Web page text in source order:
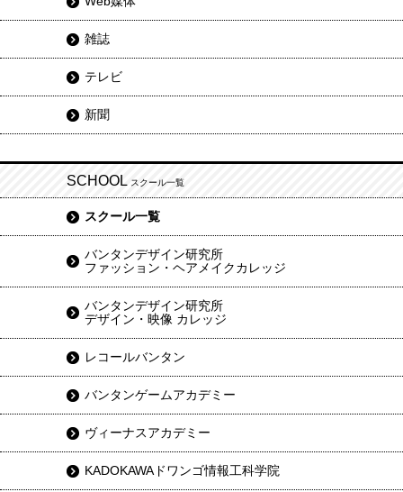
雑誌
テレビ
新聞
SCHOOL スクール一覧
スクール一覧
バンタンデザイン研究所
ファッション・ヘアメイクカレッジ
バンタンデザイン研究所
デザイン・映像 カレッジ
レコールバンタン
バンタンゲームアカデミー
ヴィーナスアカデミー
KADOKAWAドワンゴ情報工科学院